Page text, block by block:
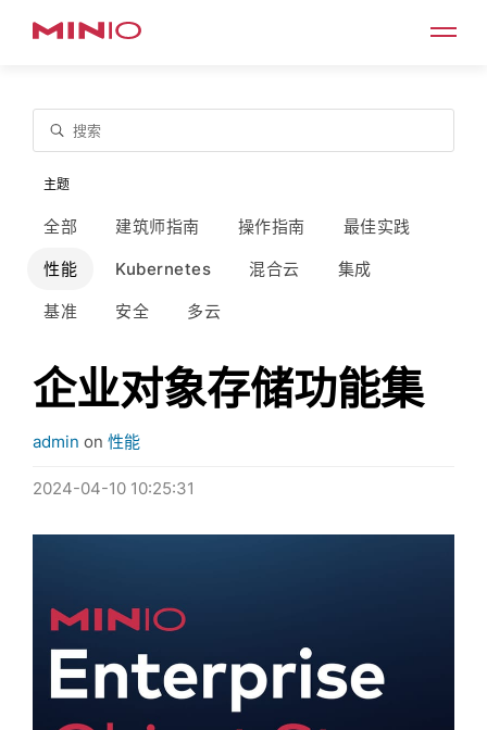
搜索
主题
全部 建筑师指南 操作指南 最佳实践
性能 Kubernetes 混合云 集成
基准 安全 多云
企业对象存储功能集
admin on 性能
2024-04-10 10:25:31